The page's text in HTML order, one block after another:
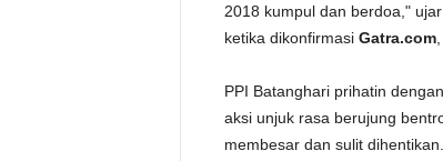
2018 kumpul dan berdoa,"
ketika dikonfirmasi Gatra.com,
PPI Batanghari prihatin
aksi unjuk rasa berujung
membesar dan sulit dihentikan.